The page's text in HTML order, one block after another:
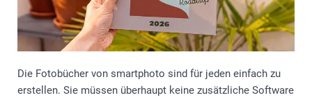
Die Fotobücher von smartphoto sind für jeden einfach zu
erstellen. Sie müssen überhaupt keine zusätzliche Software